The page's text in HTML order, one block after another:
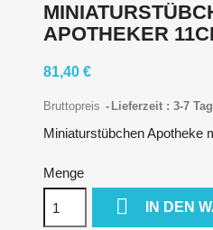
APOTHEKER
81,40 €
Bruttopreis Lieferzeit : 3-7
Miniaturstübchen Apotheke
Menge
 IN DEN